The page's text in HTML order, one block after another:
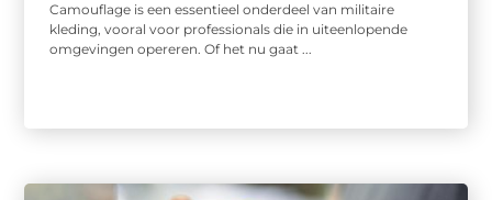
Camouflage is een essentieel onderdeel van militaire
kleding, vooral voor professionals die in uiteenlopende
omgevingen opereren. Of het nu gaat ...